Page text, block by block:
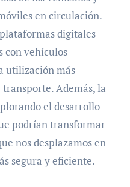
en circulación.
digitales
con vehículos
utilización más
Además, la
el desarrollo
podrían transformar
nos desplazamos en
segura y eficiente.